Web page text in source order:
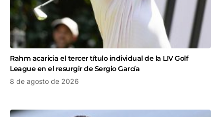
Rahm acaricia el tercer título individual de la LIV Golf
League en el resurgir de Sergio García
8 de agosto de 2026